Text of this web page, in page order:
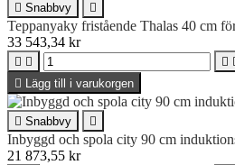
 Snabbvy 
Teppanyaky fristående Thalas 40 cm
33 543,34 kr
  
 Lägg till i varukorgen
 Snabbvy 
Inbyggd och spola city 90 cm
21 873,55 kr